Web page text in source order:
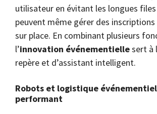
utilisateur en évitant les longues
peuvent même gérer des
sur place. En combinant plusieurs
l’innovation événementiellesert à
repère et d’assistant intelligent.
Robots et logistique
performant